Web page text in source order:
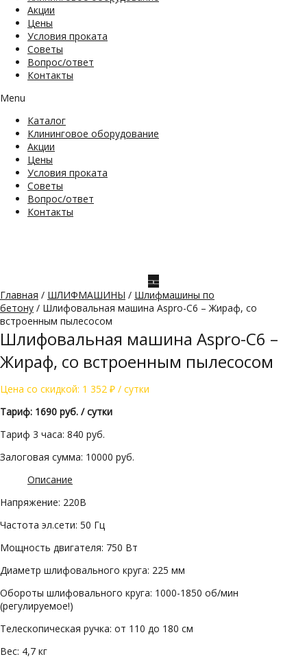
Акции
Цены
Условия проката
Советы
Вопрос/ответ
Контакты
Menu
Каталог
Клининговое оборудование
Акции
Цены
Условия проката
Советы
Вопрос/ответ
Контакты
Главная / ШЛИФМАШИНЫ / Шлифмашины по
бетону / Шлифовальная машина Aspro-C6 – Жираф, со
встроенным пылесосом
Шлифовальная машина Aspro-C6 –
Жираф, со встроенным пылесосом
Цена со скидкой: 1 352 ₽ / сутки
Тариф: 1690 руб. / сутки
Тариф 3 часа: 840 руб.
Залоговая сумма: 10000 руб.
Описание
Напряжение: 220В
Частота эл.сети: 50 Гц
Мощность двигателя: 750 Вт
Диаметр шлифовального круга: 225 мм
Обороты шлифовального круга: 1000-1850 об/мин
(регулируемое!)
Телескопическая ручка: от 110 до 180 см
Вес: 4,7 кг